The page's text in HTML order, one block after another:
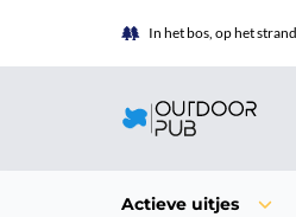
In het bos, op het
Actieve uitjes